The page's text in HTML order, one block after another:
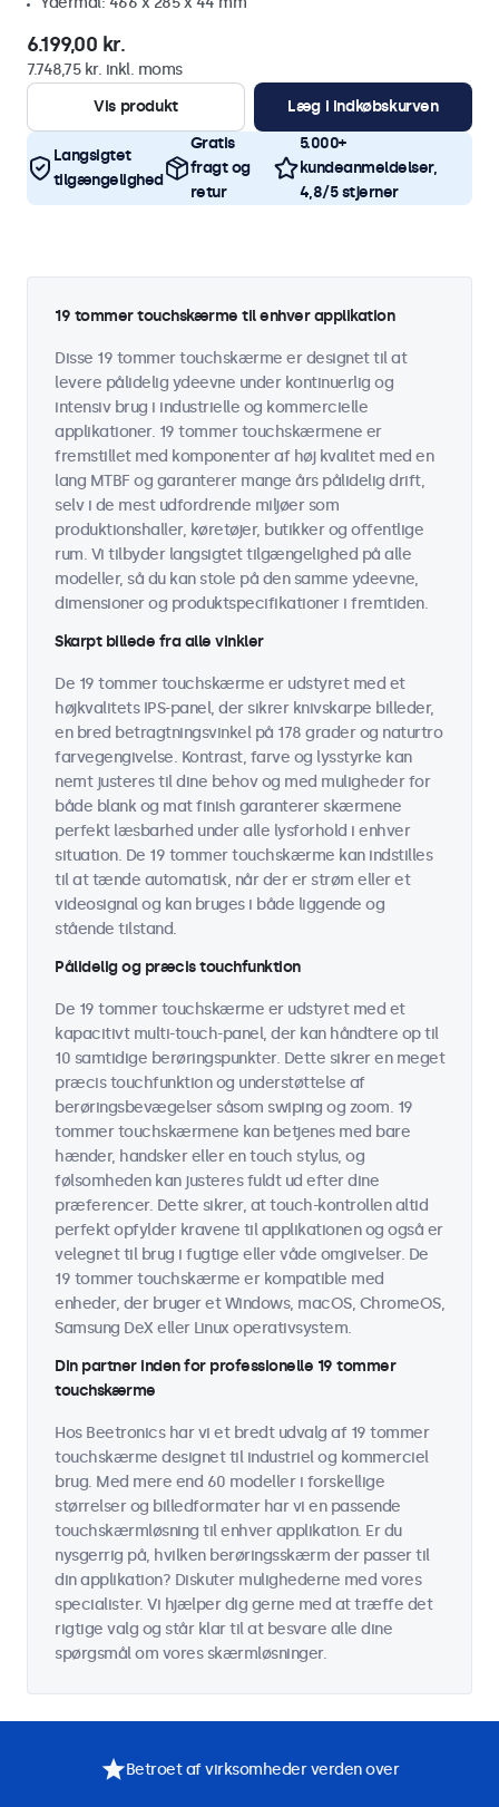
6.199,00 kr.
7.748,75 kr. inkl. moms
Vis produkt
Læg i indkøbskurven
Langsigtet
tilgængelighed
Gratis
fragt og
retur
5.000+
kundeanmeldelser,
4,8/5 stjerner
19 tommer touchskærme til enhver applikation
Disse 19 tommer touchskærme er designet til at
levere pålidelig ydeevne under kontinuerlig og
intensiv brug i industrielle og kommercielle
applikationer. 19 tommer touchskærmene er
fremstillet med komponenter af høj kvalitet med en
lang MTBF og garanterer mange års pålidelig drift,
selv i de mest udfordrende miljøer som
produktionshaller, køretøjer, butikker og offentlige
rum. Vi tilbyder langsigtet tilgængelighed på alle
modeller, så du kan stole på den samme ydeevne,
dimensioner og produktspecifikationer i fremtiden.
Skarpt billede fra alle vinkler
De 19 tommer touchskærme er udstyret med et
højkvalitets IPS-panel, der sikrer knivskarpe billeder,
en bred betragtningsvinkel på 178 grader og naturtro
farvegengivelse. Kontrast, farve og lysstyrke kan
nemt justeres til dine behov og med muligheder for
både blank og mat finish garanterer skærmene
perfekt læsbarhed under alle lysforhold i enhver
situation. De 19 tommer touchskærme kan indstilles
til at tænde automatisk, når der er strøm eller et
videosignal og kan bruges i både liggende og
stående tilstand.
Pålidelig og præcis touchfunktion
De 19 tommer touchskærme er udstyret med et
kapacitivt multi-touch-panel, der kan håndtere op til
10 samtidige berøringspunkter. Dette sikrer en meget
præcis touchfunktion og understøttelse af
berøringsbevægelser såsom swiping og zoom. 19
tommer touchskærmene kan betjenes med bare
hænder, handsker eller en touch stylus, og
følsomheden kan justeres fuldt ud efter dine
præferencer. Dette sikrer, at touch-kontrollen altid
perfekt opfylder kravene til applikationen og også er
velegnet til brug i fugtige eller våde omgivelser. De
19 tommer touchskærme er kompatible med
enheder, der bruger et Windows, macOS, ChromeOS,
Samsung DeX eller Linux operativsystem.
Din partner inden for professionelle 19 tommer
touchskærme
Hos Beetronics har vi et bredt udvalg af 19 tommer
touchskærme designet til industriel og kommerciel
brug. Med mere end 60 modeller i forskellige
størrelser og billedformater har vi en passende
touchskærmløsning til enhver applikation. Er du
nysgerrig på, hvilken berøringsskærm der passer til
din applikation? Diskuter mulighederne med vores
specialister. Vi hjælper dig gerne med at træffe det
rigtige valg og står klar til at besvare alle dine
spørgsmål om vores skærmløsninger.
Betroet af virksomheder verden over